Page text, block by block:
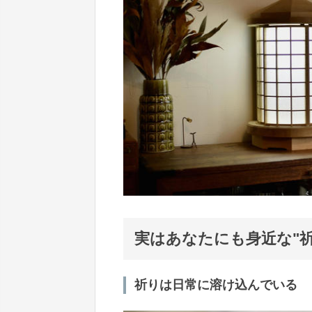
実はあなたにも身近な"
祈りは日常に溶け込んでいる